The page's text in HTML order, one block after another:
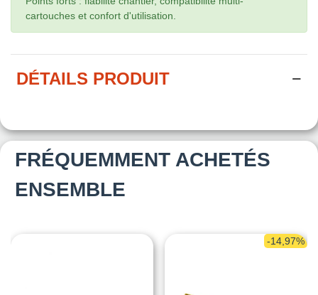
cartouches et confort d'utilisation.
DÉTAILS PRODUIT
FRÉQUEMMENT ACHETÉS
ENSEMBLE
-14,97%